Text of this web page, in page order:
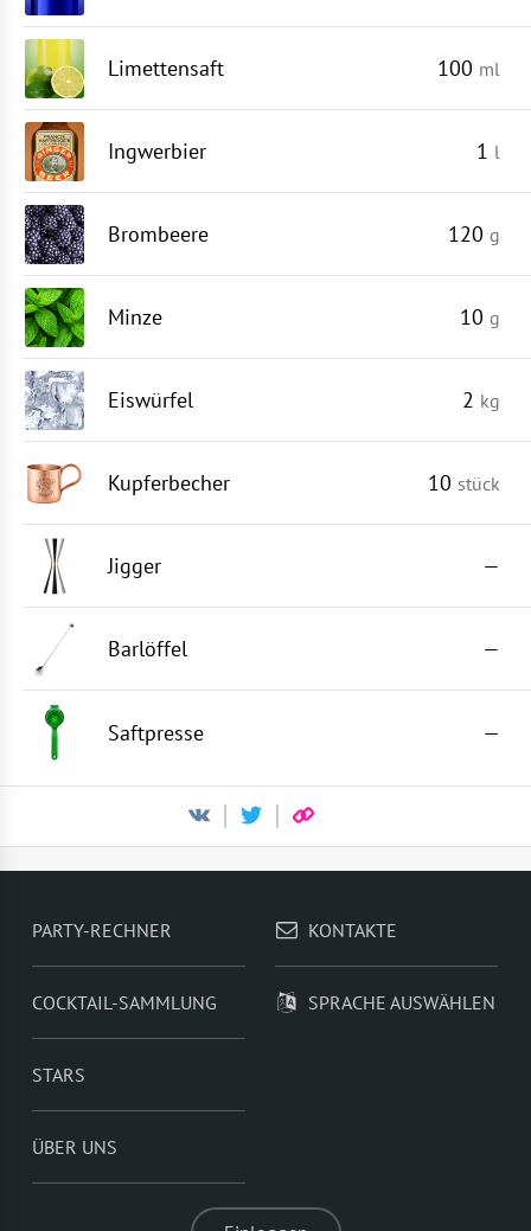
Limettensaft 100 ml
Ingwerbier 1 l
Brombeere 120 g
Minze 10 g
Eiswürfel 2 kg
Kupferbecher 10 stück
Jigger —
Barlöffel —
Saftpresse —
PARTY-RECHNER
COCKTAIL-SAMMLUNG
STARS
ÜBER UNS
KONTAKTE
SPRACHE AUSWÄHLEN